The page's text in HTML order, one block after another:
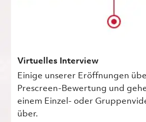
Virtuelles Interview
Einige unserer Eröffnungen
Prescreen-Bewertung und
einem Einzel- oder
über.